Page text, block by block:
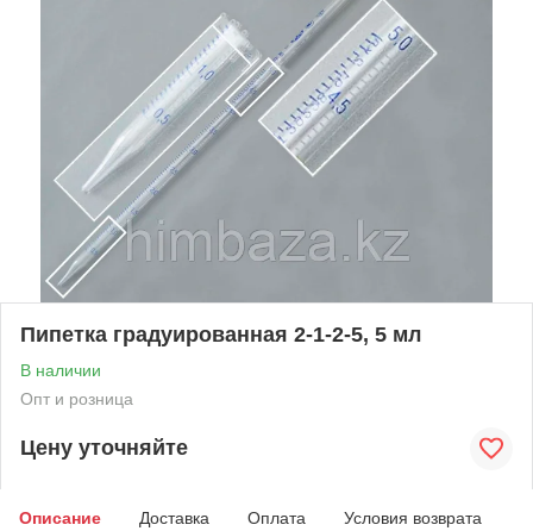
Пипетка градуированная 2-1-2-5, 5 мл
В наличии
Опт и розница
Цену уточняйте
Описание Доставка Оплата Условия возврата